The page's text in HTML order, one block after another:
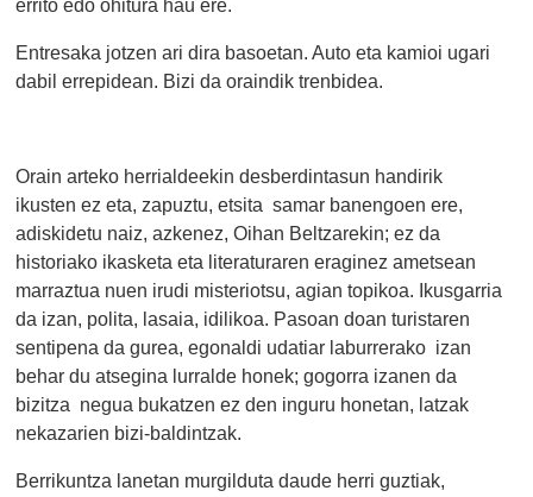
errito edo ohitura hau ere.
Entresaka jotzen ari dira basoetan. Auto eta kamioi ugari
dabil errepidean. Bizi da oraindik trenbidea.
Orain arteko herrialdeekin desberdintasun handirik
ikusten ez eta, zapuztu, etsita samar banengoen ere,
adiskidetu naiz, azkenez, Oihan Beltzarekin; ez da
historiako ikasketa eta literaturaren eraginez ametsean
marraztua nuen irudi misteriotsu, agian topikoa. Ikusgarria
da izan, polita, lasaia, idilikoa. Pasoan doan turistaren
sentipena da gurea, egonaldi udatiar laburrerako izan
behar du atsegina lurralde honek; gogorra izanen da
bizitza negua bukatzen ez den inguru honetan, latzak
nekazarien bizi-baldintzak.
Berrikuntza lanetan murgilduta daude herri guztiak,